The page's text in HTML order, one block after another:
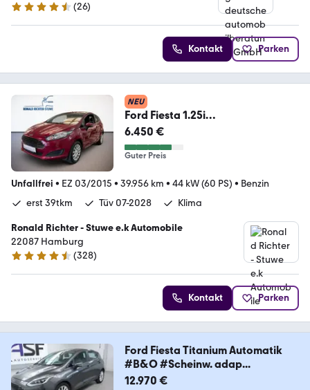
4.5 Sterne
(26)
Kontakt Parken
NEU
Ford Fiesta 1.25i
Trend,Klima,Winterpaket,Tüv 07-
28
6.450 €
Guter Preis
Unfallfrei • EZ 03/2015 • 39.956 km • 44 kW (60 PS) • Benzin
erst 39tkm
Tüv 07-2028 Klima
Ronald Richter - Stuwe e.k Automobile
22087 Hamburg
4.6 Sterne
(328)
Kontakt Parken
Ford Fiesta Titanium Automatik
#B&O #Scheinw. adap...
12.970 €